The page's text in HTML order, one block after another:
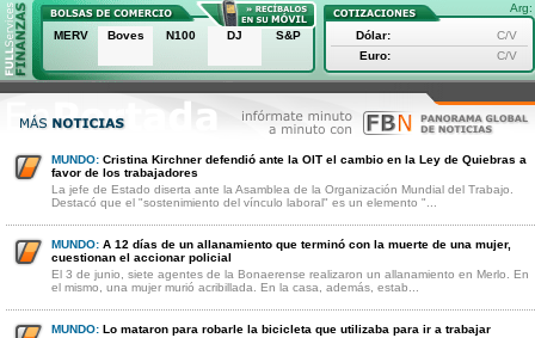
Arg:
MERV Boves N100 DJ S&P Dólar:
C/V
Euro:
C/V
MUNDO: Cristina Kirchner defendió ante la OIT el cambio en la Ley de Quiebras a
favor de los trabajadores
La jefe de Estado diserta ante la Asamblea de la Organización Mundial del Trabajo.
Destacó que el "sostenimiento del vínculo laboral" es un elemento "...
MUNDO: A 12 días de un allanamiento que terminó con la muerte de una mujer,
cuestionan el accionar policial
El 3 de junio, siete agentes de la Bonaerense realizaron un allanamiento en Merlo. En
el mismo, una mujer murió acribillada. En la casa, además, estab...
MUNDO: Lo mataron para robarle la bicicleta que utilizaba para ir a trabajar